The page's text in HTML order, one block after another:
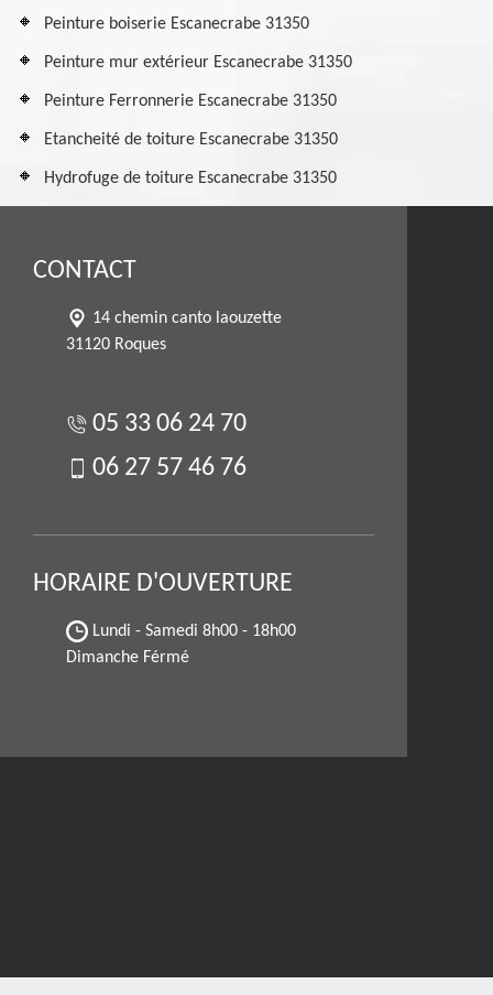
Peinture boiserie Escanecrabe 31350
Peinture mur extérieur Escanecrabe 31350
Peinture Ferronnerie Escanecrabe 31350
Etancheité de toiture Escanecrabe 31350
Hydrofuge de toiture Escanecrabe 31350
CONTACT
14 chemin canto laouzette
31120 Roques
05 33 06 24 70
06 27 57 46 76
HORAIRE D'OUVERTURE
Lundi - Samedi 8h00 - 18h00
Dimanche Férmé